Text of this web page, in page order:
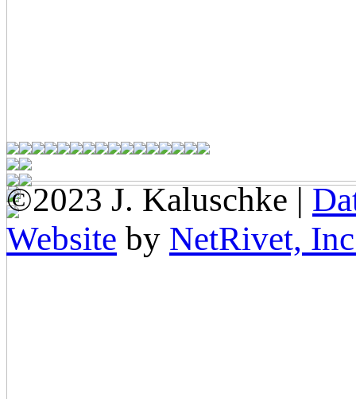
©2023 J. Kaluschke |
Website by NetRivet,